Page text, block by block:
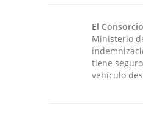
El
Ministerio
tiene
vehículo